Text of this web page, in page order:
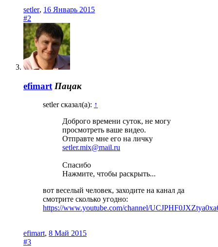
setler, 16 Январь 2015
#2
efimart Пацак
setler сказал(а): ↑
Доброго времени суток, не могу
просмотреть ваше видео.
Отправте мне его на личку
setler.mix@mail.ru
Спасибо
Нажмите, чтобы раскрыть...
вот веселый человек, заходите на канал да
смотрите сколько угодно:
https://www.youtube.com/channel/
efimart, 8 Май 2015
#3